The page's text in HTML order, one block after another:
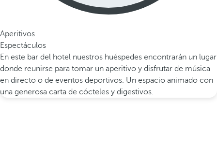
Aperitivos
Espectáculos
En este bar del hotel nuestros huéspedes encontrarán un lugar
donde reunirse para tomar un aperitivo y disfrutar de música
en directo o de eventos deportivos. Un espacio animado con
una generosa carta de cócteles y digestivos.